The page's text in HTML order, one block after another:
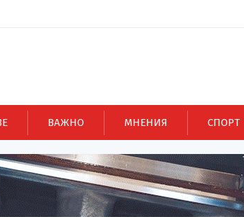
ВАЖНО МНЕНИЯ СПОРТ